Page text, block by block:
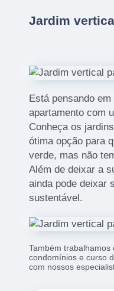
Jardim
Está pensando
apartamento com
Conheça os
ótima opção para
verde, mas não
Além de deixar a
ainda pode deixar
sustentável.
Também
condomínios e curso
com nossos